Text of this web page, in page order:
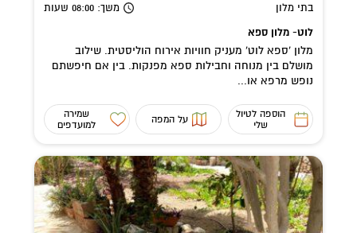
בתי מלון משך: 08:00 שעות
לוט- מלון ספא
מלון 'ספא לוט' מעניק חוויות אירוח הוליסטית. שילוב
מושלם בין מנוחה וחבילות ספא מפנקות. בין אם חיפשתם
נופש מרפא או...
הוספה לטיול
שלי
על המפה
שמירה
למועדפים